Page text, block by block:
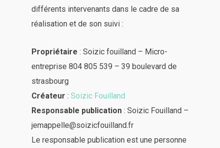
différents intervenants dans le cadre de sa
réalisation et de son suivi :
Propriétaire : Soizic fouilland – Micro-
entreprise 804 805 539 – 39 boulevard de
strasbourg
Créateur : Soizic Fouilland
Responsable publication : Soizic Fouilland –
jemappelle@soizicfouilland.fr
Le responsable publication est une personne